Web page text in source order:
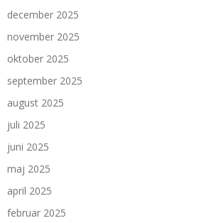
december 2025
november 2025
oktober 2025
september 2025
august 2025
juli 2025
juni 2025
maj 2025
april 2025
februar 2025